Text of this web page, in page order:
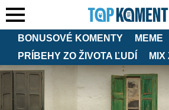
Menu
BONUSOVÉ KOMENTY
MEME
PRÍBEHY ZO ŽIVOTA ĽUDÍ